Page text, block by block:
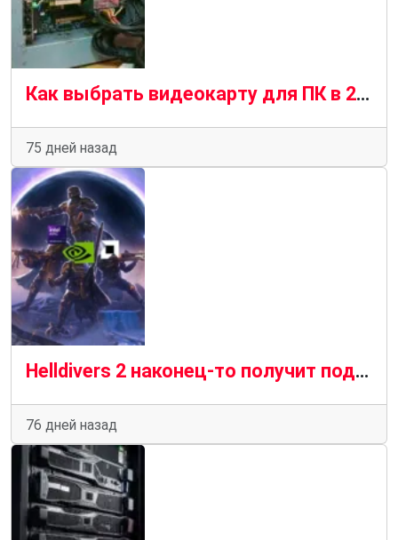
Как выбрать видеокарту для ПК в 2026 году — подробное руководство
75 дней назад
Helldivers 2 наконец-то получит поддержку AMD FSR, Intel XeSS, Nvidia DLSS и других технологий
76 дней назад